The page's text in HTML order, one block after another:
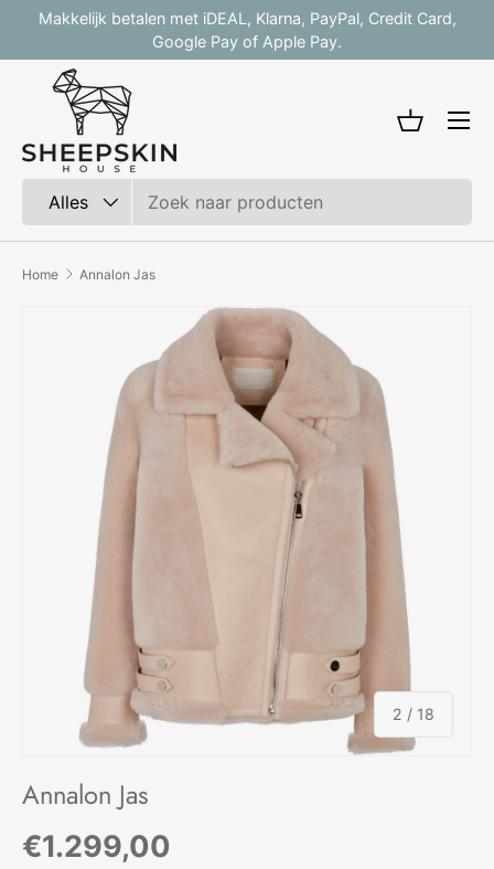
Ga naar inhoud
Makkelijk betalen met iDEAL, Klarna, PayPal, Credit Card,
Google Pay of Apple Pay.
Alles
Mandje
Home Annalon Jas
Ga direct naar productinformatie
Afbeelding 2 is nu beschikbaar in gallerij-weergave
2 / van
18
Annalon Jas
Reguliere prijs
€1.299,00